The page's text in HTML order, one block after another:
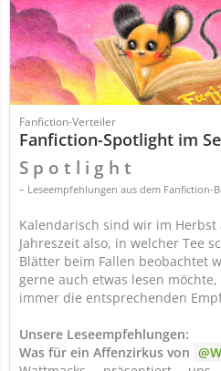
Fanfiction-Verteiler
Fanfiction-Spotlight im
S p o t l i g h t
– Leseempfehlungen aus dem Fanfiction-
Kalendarisch sind wir im
Jahreszeit also, in welcher Tee
Blätter beim Fallen beobachtet
gerne auch etwas lesen
immer die entsprechenden
Unsere Leseempfehlungen:
Was für ein Affenzirkus von